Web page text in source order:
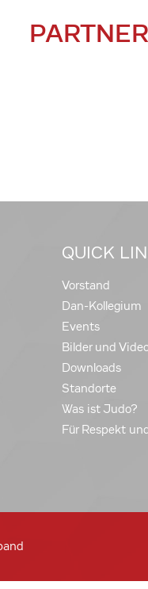
QUICK
Vorstand
Dan-Kollegium
Events
Bilder und
Downloads
Standorte
Was ist Judo?
Für Respekt